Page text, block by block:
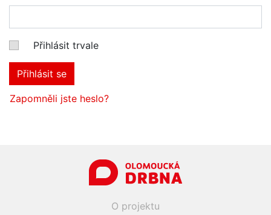
Přihlásit trvale
Přihlásit se
Zapomněli jste heslo?
O projektu